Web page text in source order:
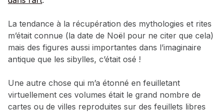
La tendance à la récupération des mythologies et rites
m’était connue (la date de Noël pour ne citer que cela)
mais des figures aussi importantes dans l’imaginaire
antique que les sibylles, c’était osé !
Une autre chose qui m’a étonné en feuilletant
virtuellement ces volumes était le grand nombre de
cartes ou de villes reproduites sur des feuillets libres